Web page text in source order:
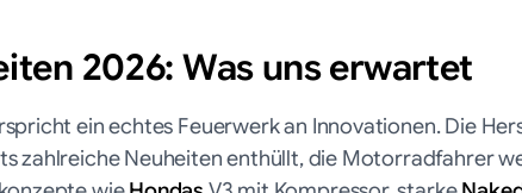
2026: Was uns erwartet
ein echtes Feuerwerk an Innovationen. Die
zahlreiche Neuheiten enthüllt, die Motorradfahrer